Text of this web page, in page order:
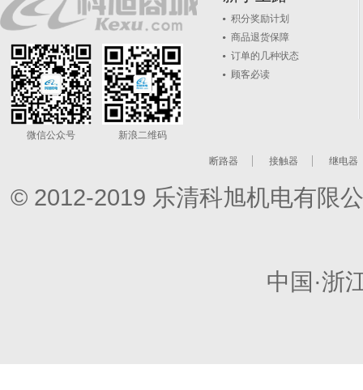
微信公众号 新浪二维码
积分奖励计划
商品退货保障
订单的几种状态
顾客必读
断路器 接触器 继电器
© 2012-2019 乐清科旭机电有限
中国·浙